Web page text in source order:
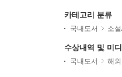
카테고리 분류
국내도서 소
수상내역 및 미
국내도서 해